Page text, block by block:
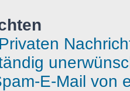
E-Mail von